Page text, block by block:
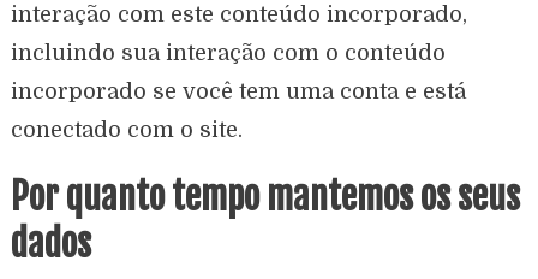
interação com este conteúdo incorporado,
incluindo sua interação com o conteúdo
incorporado se você tem uma conta e está
conectado com o site.
Por quanto tempo mantemos os seus
dados